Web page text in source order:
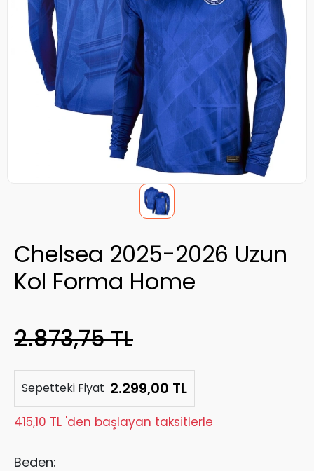
Chelsea 2025-2026 Uzun
Kol Forma Home
2.873,75 TL
Sepetteki Fiyat 2.299,00 TL
415,10 TL 'den başlayan taksitlerle
Beden: